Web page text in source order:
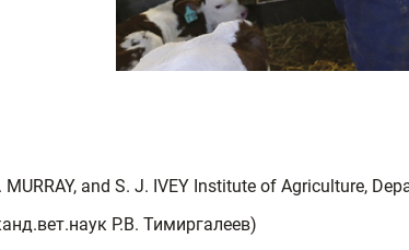
MURRAY, and S. J. IVEY Institute of Agriculture,
Р.В. Тимиргалеев)